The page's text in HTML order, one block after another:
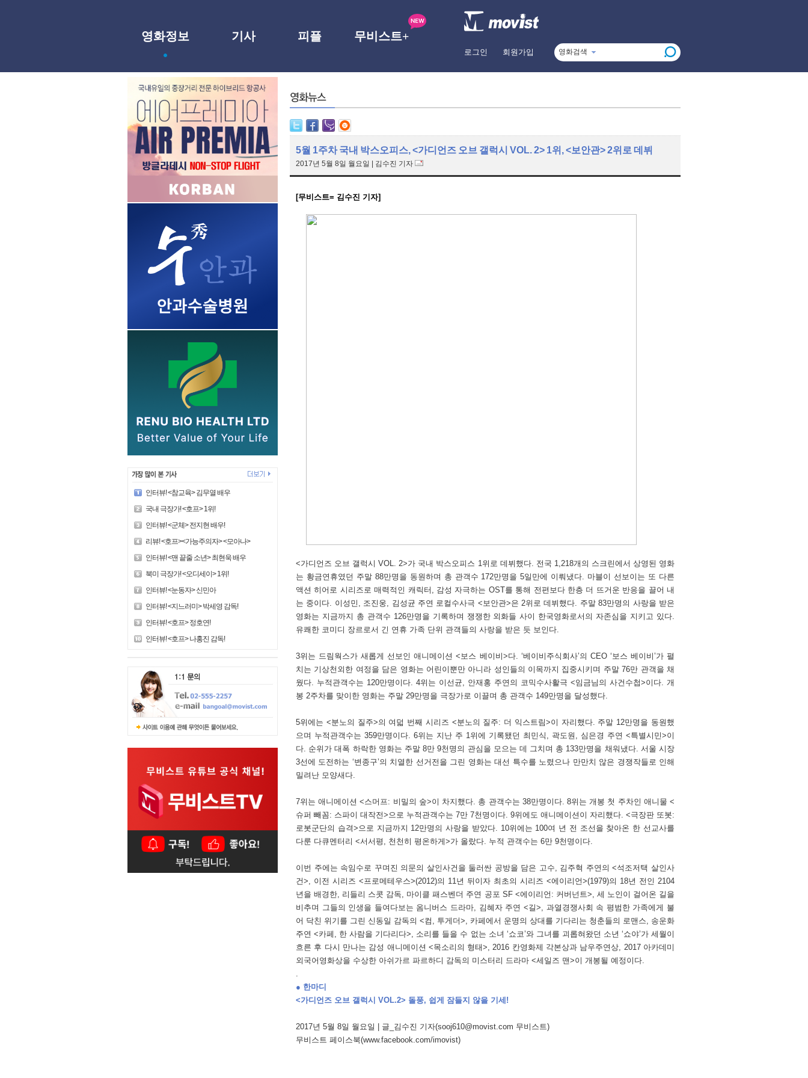
영화정보 기사 피플 무비스트+
로그인 회원가입 영화검색
인터뷰! <참교육> 김무열 배우
국내 극장가! <호프> 1위!
인터뷰! <군체> 전지현 배우!
리뷰! <호프><가능주의자> <모아나>
인터뷰! <맨 끝줄 소년> 최현욱 배우
북미 극장가! <오디세이> 1위!
인터뷰! <눈동자> 신민아
인터뷰! <지느러미> 박세영 감독!
인터뷰! <호프> 정호연!
인터뷰! <호프> 나홍진 감독!
5월 1주차 국내 박스오피스, <가디언즈 오브 갤럭시 VOL. 2> 1위, <보안관> 2위로 데뷔
2017년 5월 8일 월요일 김수진 기자
[무비스트= 김수진 기자]
<가디언즈 오브 갤럭시 VOL. 2>가 국내 박스오피스 1위로 데뷔했다. 전국 1,218개의 스크린에서 상영된 영화
는 황금연휴였던 주말 88만명을 동원하며 총 관객수 172만명을 5일만에 이뤄냈다. 마블이 선보이는 또 다른
액션 히어로 시리즈로 매력적인 캐릭터, 감성 자극하는 OST를 통해 전편보다 한층 더 뜨거운 반응을 끌어 내
는 중이다. 이성민, 조진웅, 김성균 주연 로컬수사극 <보안관>은 2위로 데뷔했다. 주말 83만명의 사랑을 받은
영화는 지금까지 총 관객수 126만명을 기록하며 쟁쟁한 외화들 사이 한국영화로서의 자존심을 지키고 있다.
유쾌한 코미디 장르로서 긴 연휴 가족 단위 관객들의 사랑을 받은 듯 보인다.
3위는 드림웍스가 새롭게 선보인 애니메이션 <보스 베이비>다. ‘베이비주식회사’의 CEO ‘보스 베이비’가 펼
치는 기상천외한 여정을 담은 영화는 어린이뿐만 아니라 성인들의 이목까지 집중시키며 주말 76만 관객을 채
웠다. 누적관객수는 120만명이다. 4위는 이선균, 안재홍 주연의 코믹수사활극 <임금님의 사건수첩>이다. 개
봉 2주차를 맞이한 영화는 주말 29만명을 극장가로 이끌며 총 관객수 149만명을 달성했다.
5위에는 <분노의 질주>의 여덟 번째 시리즈 <분노의 질주: 더 익스트림>이 자리했다. 주말 12만명을 동원했
으며 누적관객수는 359만명이다. 6위는 지난 주 1위에 기록됐던 최민식, 곽도원, 심은경 주연 <특별시민>이
다. 순위가 대폭 하락한 영화는 주말 8만 9천명의 관심을 모으는 데 그치며 총 133만명을 채워냈다. 서울 시장
3선에 도전하는 ‘변종구’의 치열한 선거전을 그린 영화는 대선 특수를 노렸으나 만만치 않은 경쟁작들로 인해
밀려난 모양새다.
7위는 애니메이션 <스머프: 비밀의 숲>이 차지했다. 총 관객수는 38만명이다. 8위는 개봉 첫 주차인 애니물 <
슈퍼 빼꼼: 스파이 대작전>으로 누적관객수는 7만 7천명이다. 9위에도 애니메이션이 자리했다. <극장판 또봇:
로봇군단의 습격>으로 지금까지 12만명의 사랑을 받았다. 10위에는 100여 년 전 조선을 찾아온 한 선교사를
다룬 다큐멘터리 <서서평, 천천히 평온하게>가 올랐다. 누적 관객수는 6만 9천명이다.
이번 주에는 속임수로 꾸며진 의문의 살인사건을 둘러싼 공방을 담은 고수, 김주혁 주연의 <석조저택 살인사
건>, 이전 시리즈 <프로메테우스>(2012)의 11년 뒤이자 최초의 시리즈 <에이리언>(1979)의 18년 전인 2104
년을 배경한, 리들리 스콧 감독, 마이클 패스벤더 주연 공포 SF <에이리언: 커버넌트>, 세 노인이 걸어온 길을
비추며 그들의 인생을 들여다보는 옴니버스 드라마, 김혜자 주연 <길>, 과열경쟁사회 속 평범한 가족에게 불
어 닥친 위기를 그린 신동일 감독의 <컴, 투게더>, 카페에서 운명의 상대를 기다리는 청춘들의 로맨스, 송운화
주연 <카페, 한 사람을 기다리다>, 소리를 들을 수 없는 소녀 ‘쇼코’와 그녀를 괴롭혀왔던 소년 ‘쇼야’가 세월이
흐른 후 다시 만나는 감성 애니메이션 <목소리의 형태>, 2016 칸영화제 각본상과 남우주연상, 2017 아카데미
외국어영화상을 수상한 아쉬가르 파르하디 감독의 미스터리 드라마 <세일즈 맨>이 개봉될 예정이다.
.
● 한마디
<가디언즈 오브 갤럭시 VOL.2> 돌풍, 쉽게 잠들지 않을 기세!
2017년 5월 8일 월요일 | 글_김수진 기자(sooj610@movist.com 무비스트)
무비스트 페이스북(www.facebook.com/imovist)